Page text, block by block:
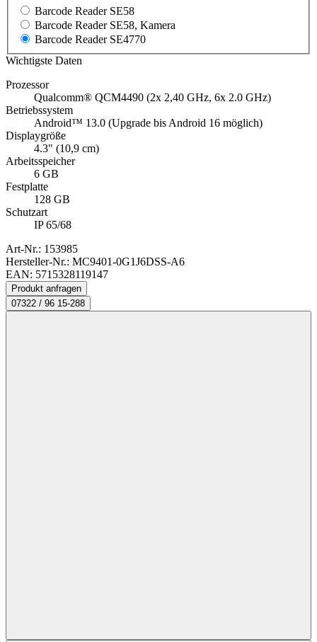
Barcode Reader SE58
Barcode Reader SE58, Kamera
Barcode Reader SE4770
Wichtigste Daten
Prozessor
Qualcomm® QCM4490 (2x 2,40 GHz, 6x 2.0 GHz)
Betriebssystem
Android™ 13.0 (Upgrade bis Android 16 möglich)
Displaygröße
4.3" (10,9 cm)
Arbeitsspeicher
6 GB
Festplatte
128 GB
Schutzart
IP 65/68
Art-Nr.: 153985
Hersteller-Nr.: MC9401-0G1J6DSS-A6
EAN: 5715328119147
Produkt anfragen
07322 / 96 15-288